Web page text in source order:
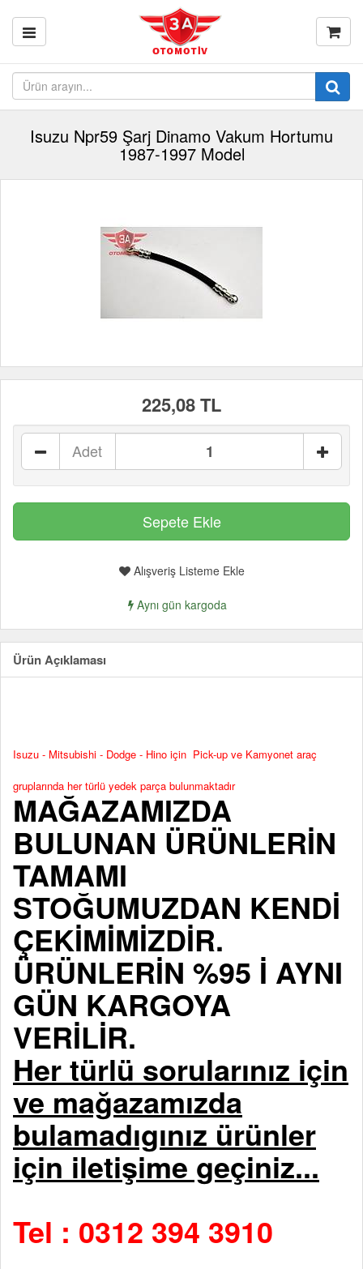
Isuzu Npr59 Şarj Dinamo Vakum Hortumu
1987-1997 Model
225,08 TL
Adet
Alışveriş Listeme Ekle
Aynı gün kargoda
Ürün Açıklaması
Isuzu - Mitsubishi - Dodge - Hino için Pick-up ve Kamyonet araç
gruplarında her türlü yedek parça bulunmaktadır
MAĞAZAMIZDA
BULUNAN ÜRÜNLERİN
TAMAMI
STOĞUMUZDAN KENDİ
ÇEKİMİMİZDİR.
ÜRÜNLERİN %95 İ AYNI
GÜN KARGOYA
VERİLİR.
Her türlü sorularınız için
ve mağazamızda
bulamadıgınız ürünler
için iletişime geçiniz...
Tel : 0312 394 3910